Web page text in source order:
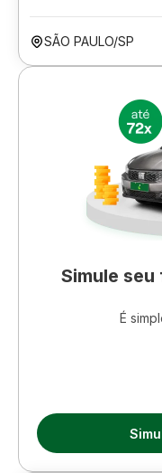
SÃO PAULO/SP
Simule
É